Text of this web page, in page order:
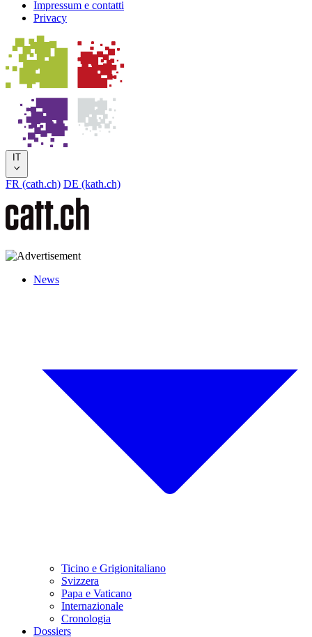
Impressum e contatti
Privacy
IT
FR (cath.ch) DE (kath.ch)
News
Ticino e Grigionitaliano
Svizzera
Papa e Vaticano
Internazionale
Cronologia
Dossiers